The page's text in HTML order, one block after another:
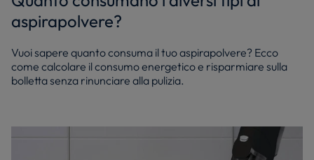
aspirapolvere?
Vuoi sapere quanto consuma il tuo aspirapolvere? Ecco
come calcolare il consumo energetico e risparmiare sulla
bolletta senza rinunciare alla pulizia.